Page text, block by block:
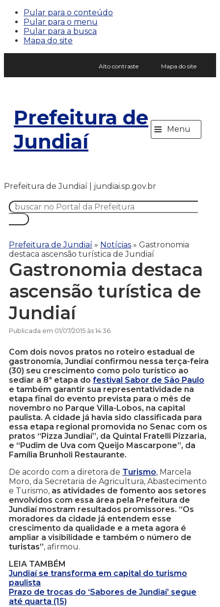
Pular para o conteúdo
Pular para o menu
Pular para a busca
Mapa do site
Alto contraste Mapa do site
Prefeitura de
Jundiaí
≡ Menu
Prefeitura de Jundiaí | jundiai.sp.gov.br
Prefeitura de Jundiaí » Notícias » Gastronomia
destaca ascensão turística de Jundiaí
Gastronomia destaca
ascensão turística de
Jundiaí
Publicada em 01/07/2015 às 14:36
Com dois novos pratos no roteiro estadual de
gastronomia, Jundiaí confirmou nessa terça-feira
(30) seu crescimento como polo turístico ao
sediar a 8ª etapa do festival Sabor de São Paulo
e também garantir sua representatividade na
etapa final do evento prevista para o mês de
novembro no Parque Villa-Lobos, na capital
paulista. A cidade já havia sido classificada para
essa etapa regional promovida no Senac com os
pratos “Pizza Jundiaí”, da Quintal Fratelli Pizzaria,
e “Pudim de Uva com Queijo Mascarpone”, da
Família Brunholi Restaurante.
De acordo com a diretora de Turismo, Marcela
Moro, da Secretaria de Agricultura, Abastecimento
e Turismo, as atividades de fomento aos setores
envolvidos com essa área pela Prefeitura de
Jundiaí mostram resultados promissores. “Os
moradores da cidade já entendem esse
crescimento da qualidade e a meta agora é
ampliar a visibilidade e também o número de
turistas”, afirmou.
LEIA TAMBÉM
Jundiaí se transforma em capital do turismo
paulista
Prazo de trocas do ‘Sabores de Jundiaí’ segue
até quarta (15)